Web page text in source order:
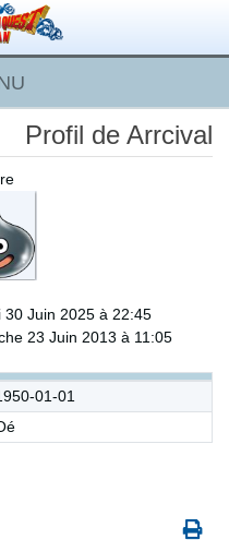
Profil de Arrcival
Juin 2025 à 22:45
23 Juin 2013 à 11:05
01-01